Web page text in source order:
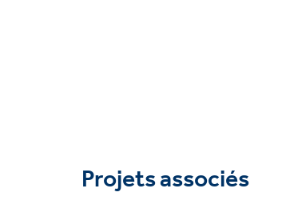
Projets associés